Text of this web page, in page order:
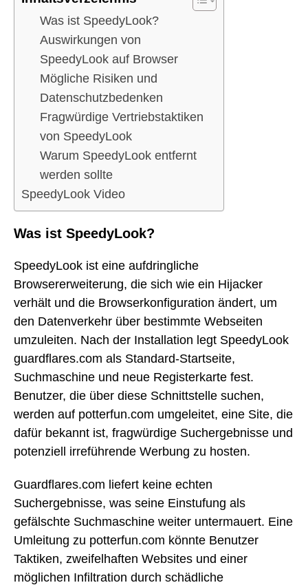
Was ist SpeedyLook?
Auswirkungen von
SpeedyLook auf Browser
Mögliche Risiken und
Datenschutzbedenken
Fragwürdige Vertriebstaktiken
von SpeedyLook
Warum SpeedyLook entfernt
werden sollte
SpeedyLook Video
Was ist SpeedyLook?
SpeedyLook ist eine aufdringliche
Browsererweiterung, die sich wie ein Hijacker
verhält und die Browserkonfiguration ändert, um
den Datenverkehr über bestimmte Webseiten
umzuleiten. Nach der Installation legt SpeedyLook
guardflares.com als Standard-Startseite,
Suchmaschine und neue Registerkarte fest.
Benutzer, die über diese Schnittstelle suchen,
werden auf potterfun.com umgeleitet, eine Site, die
dafür bekannt ist, fragwürdige Suchergebnisse und
potenziell irreführende Werbung zu hosten.
Guardflares.com liefert keine echten
Suchergebnisse, was seine Einstufung als
gefälschte Suchmaschine weiter untermauert. Eine
Umleitung zu potterfun.com könnte Benutzer
Taktiken, zweifelhaften Websites und einer
möglichen Infiltration durch schädliche